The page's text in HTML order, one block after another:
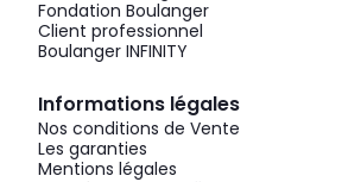
Fondation Boulanger
Client professionnel
Boulanger INFINITY
Informations légales
Nos conditions de Vente
Les garanties
Mentions légales